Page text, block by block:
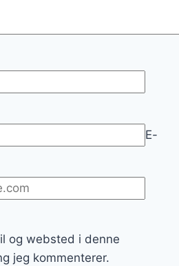
E-
og websted i denne
jeg kommenterer.